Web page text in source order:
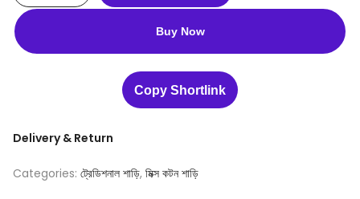
Buy Now
Copy Shortlink
Delivery & Return
Categories: ট্রেডিশনাল শাড়ি, মিক্স কটন শাড়ি